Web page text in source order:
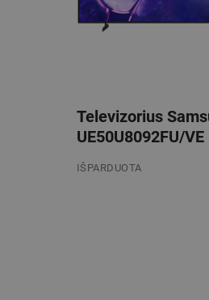
Televizorius
UE50U8092FU/VE
IŠPARDUOTA